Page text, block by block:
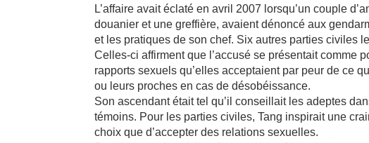
L’affaire avait éclaté en avril 2007 lorsqu’un couple
douanier et une greffière, avaient dénoncé aux
et les pratiques de son chef. Six autres parties civiles
Celles-ci affirment que l’accusé se présentait comme
rapports sexuels qu’elles acceptaient par peur de ce
ou leurs proches en cas de désobéissance.
Son ascendant était tel qu’il conseillait les adeptes
témoins. Pour les parties civiles, Tang inspirait une
choix que d’accepter des relations sexuelles.